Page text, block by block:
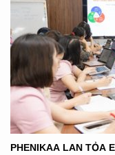
PHENIKAA LAN TỎA